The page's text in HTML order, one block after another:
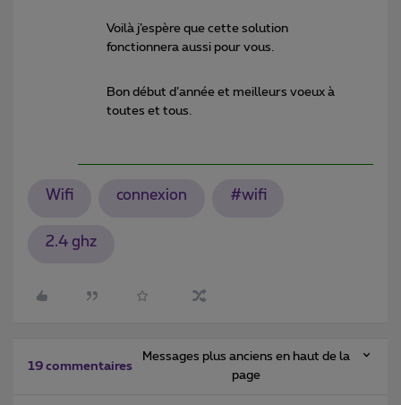
Voilà j’espère que cette solution
fonctionnera aussi pour vous.
Bon début d’année et meilleurs voeux à
toutes et tous.
Wifi connexion #wifi
2.4 ghz
19 commentaires
Messages plus anciens en haut de la
page